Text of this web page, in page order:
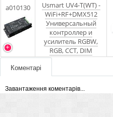
a010130
Usmart UV4-T(WT) -
WiFi+RF+DMX512
Универсальный
контроллер и
усилитель RGBW,
RGB, CCT, DIM
Коментарі
Завантаження коментарів...